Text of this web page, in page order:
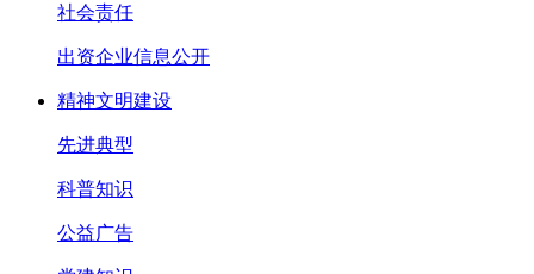
社会责任
出资企业信息公开
精神文明建设
先进典型
科普知识
公益广告